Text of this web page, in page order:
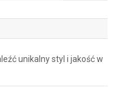
unikalny styl i jakość w